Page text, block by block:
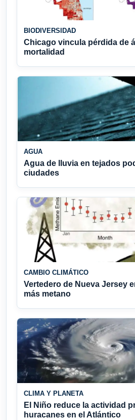
BIODIVERSIDAD
Chicago vincula pérdida de
mortalidad
AGUA
Agua de lluvia en tejados
ciudades
CAMBIO CLIMÁTICO
Vertedero de Nueva Jersey
más metano
CLIMA Y PLANETA
El Niño reduce la actividad
huracanes en el Atlántico